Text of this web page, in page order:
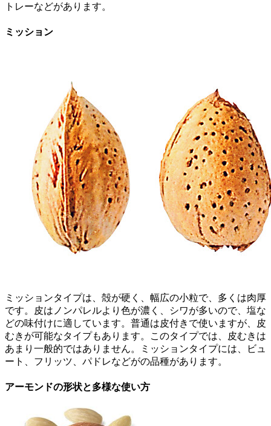
トレーなどがあります。
ミッション
ミッションタイプは、殻が硬く、幅広の小粒で、多くは肉厚
です。皮はノンパレルより色が濃く、シワが多いので、塩な
どの味付けに適しています。普通は皮付きで使いますが、皮
むきが可能なタイプもあります。このタイプでは、皮むきは
あまり一般的ではありません。ミッションタイプには、ビュ
ート、フリッツ、パドレなどがの品種があります。
アーモンドの形状と多様な使い方